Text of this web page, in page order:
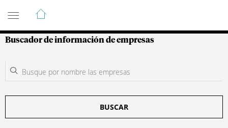
Guía de Empresas Colombianas
Buscador de información de empresas
BUSCAR